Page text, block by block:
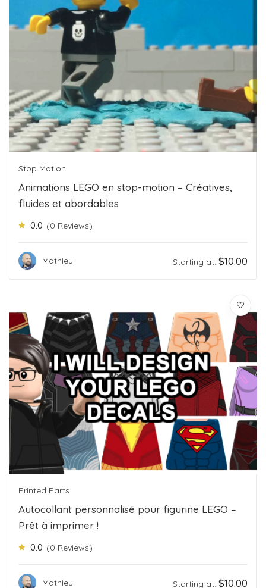
Stop Motion
Animations LEGO en stop-motion – Créatives,
fluides et abordables
0.0 (0 Reviews)
Mathieu Starting at: $10.00
Printed Parts
Autocollant personnalisé pour figurine LEGO –
Prêt à imprimer !
0.0 (0 Reviews)
Mathieu Starting at: $10.00